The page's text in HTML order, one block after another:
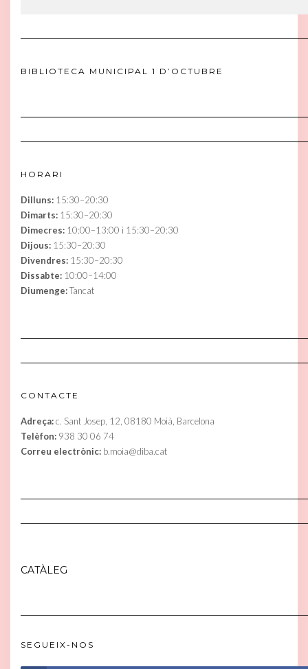
BIBLIOTECA MUNICIPAL 1 D’OCTUBRE
HORARI
Dilluns: 15:30–20:30
Dimarts: 15:30–20:30
Dimecres: 10:00–13:00 i 15:30–20:30
Dijous: 15:30–20:30
Divendres: 15:30–20:30
Dissabte: 10:00–14:00
Diumenge:Tancat
CONTACTE
Adreça:c. Sant Josep, 12, 08180 Moià, Barcelona
Telèfon: 938 30 06 74
Correu electrònic: b.moia@diba.cat
CATÀLEG
SEGUEIX-NOS